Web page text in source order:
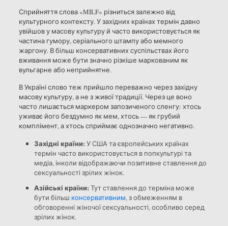
Сприйняття слова «MILF» різниться залежно від
культурного контексту. У західних країнах термін давно
увійшов у масову культуру й часто використовується як
частина гумору, серіального штампу або мемного
жаргону. В більш консервативних суспільствах його
вживання може бути значно різкіше маркованим як
вульгарне або неприйнятне.
В Україні слово теж прийшло переважно через західну
масову культуру, а не з живої традиції. Через це воно
часто лишається маркером запозиченого сленгу: хтось
уживає його бездумно як мем, хтось — як грубий
комплімент, а хтось сприймає однозначно негативно.
Західні країни: У США та європейських країнах
термін часто використовується в попкультурі та
медіа, інколи відображаючи позитивне ставлення до
сексуальності зрілих жінок.
Азійські країни: Тут ставлення до терміна може
бути більш консервативним, з обмеженням в
обговоренні жіночої сексуальності, особливо серед
зрілих жінок.